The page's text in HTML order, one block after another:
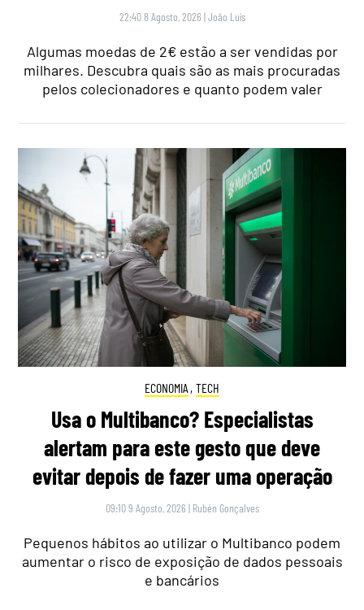
22:40 8 Agosto, 2026 |João Luís
Algumas moedas de 2€ estão a ser vendidas por
milhares. Descubra quais são as mais procuradas
pelos colecionadores e quanto podem valer
ECONOMIA , TECH
Usa o Multibanco? Especialistas
alertam para este gesto que deve
evitar depois de fazer uma operação
09:10 9 Agosto, 2026 | Rubén Gonçalves
Pequenos hábitos ao utilizar o Multibanco podem
aumentar o risco de exposição de dados pessoais
e bancários